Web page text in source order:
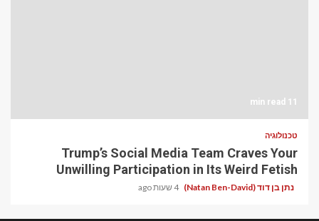
11 min read
טכנולוגיה
Trump’s Social Media Team Craves Your
Unwilling Participation in Its Weird Fetish
נתן בן דוד (Natan Ben-David) 4 שעות ago